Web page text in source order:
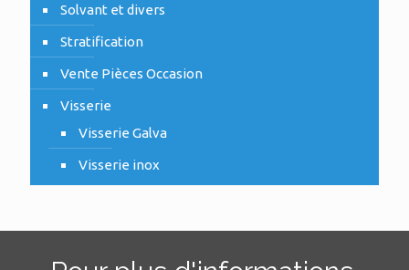
Solvant et divers
Stratification
Vente Pièces Occasion
Visserie
Visserie Galva
Visserie inox